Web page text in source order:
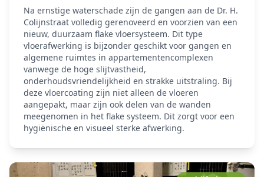
Na ernstige waterschade zijn de gangen aan de Dr. H.
Colijnstraat volledig gerenoveerd en voorzien van een
nieuw, duurzaam flake vloersysteem. Dit type
vloerafwerking is bijzonder geschikt voor gangen en
algemene ruimtes in appartementencomplexen
vanwege de hoge slijtvastheid,
onderhoudsvriendelijkheid en strakke uitstraling. Bij
deze vloercoating zijn niet alleen de vloeren
aangepakt, maar zijn ook delen van de wanden
meegenomen in het flake systeem. Dit zorgt voor een
hygiënische en visueel sterke afwerking.